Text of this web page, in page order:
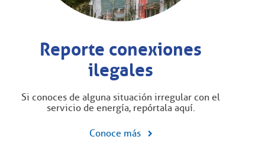
Reporte conexiones
ilegales
Si conoces de alguna situación irregular con el
servicio de energía, repórtala aquí.
Conoce más